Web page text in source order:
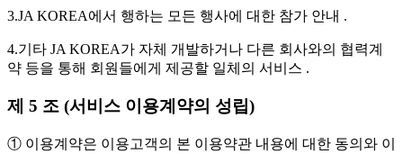
3.JA KOREA에서 행하는 모든 행사에 대한 참가 안내 .
4.기타 JA KOREA가 자체 개발하거나 다른 회사와의 협력계
약 등을 통해 회원들에게 제공할 일체의 서비스 .
제 5 조 (서비스 이용계약의 성립)
① 이용계약은 이용고객의 본 이용약관 내용에 대한 동의와 이